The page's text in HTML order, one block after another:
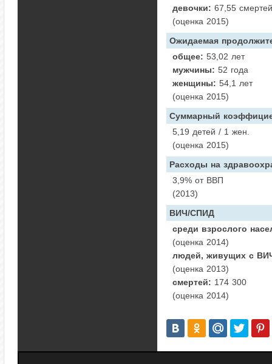
девочки: 67,55
(оценка 2015)
Ожидаемая
общее: 53,02 лет
мужчины: 52 года
женщины: 54,1 лет
(оценка 2015)
Суммарный
5,19 детей / 1 жен.
(оценка 2015)
Расходы на
3,9% от ВВП
(2013)
ВИЧ/СПИД
среди взрослого
(оценка 2014)
людей, живущих с
(оценка 2013)
смертей: 174 300
(оценка 2014)